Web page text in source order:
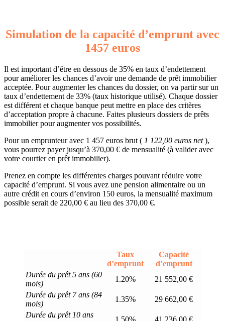
Simulation de la capacité d’emprunt avec
1457 euros
Il est important d’être en dessous de 35% en taux d’endettement
pour améliorer les chances d’avoir une demande de prêt immobilier
acceptée. Pour augmenter les chances du dossier, on va partir sur un
taux d’endettement de 33% (taux historique utilisé). Chaque dossier
est différent et chaque banque peut mettre en place des critères
d’acceptation propre à chacune. Faites plusieurs dossiers de prêts
immobilier pour augmenter vos possibilités.
Pour un emprunteur avec 1 457 euros brut ( 1 122,00 euros net),
vous pourrez payer jusqu’à 370,00 € de mensualité (à valider avec
votre courtier en prêt immobilier).
Prenez en compte les différentes charges pouvant réduire votre
capacité d’emprunt. Si vous avez une pension alimentaire ou un
autre crédit en cours d’environ 150 euros, la mensualité maximum
possible serait de 220,00 € au lieu des 370,00 €.
Taux
d’emprunt
Capacité
d’emprunt
Durée du prêt 5 ans (60
mois)
1.20%
21 552,00 €
Durée du prêt 7 ans (84
mois)
1.35%
29 662,00 €
Durée du prêt 10 ans
1.50%
41 236,00 €